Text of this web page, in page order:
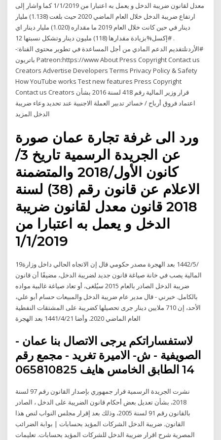
معدل لقانون ضريبة الدخل و يعمل به اعتبارا من 1/1/2019 كما واشار إلى
ارتفاع ضريبة الدخل خلال العام الماضي 2020 حيث بلغت (1.138) مليار
دينار ‏في حين كانت خلال العام 2019 ما مقداره (1.020) مليار دينار اي
#الأردنلتقديم الدعم المادي من أجل المساعدة في تطوير محتوى القناة:-
باتريون Patreon:https://www About Press Copyright Contact us
Creators Advertise Developers Terms Privacy Policy & Safety
How YouTube works Test new features Press Copyright
Contact us Creators قرار وزير المالية رقم 418 لسنة 2016 بشأن
اعتماد فروق أرباح / خسائر تدبير العملة الاجنبية عند تحديد وعاء ضريبة
الدخل المزيد
ورد الى غرفة تجارة عمان صورة
عن الجريدة الرسمية تاريخ 3/
كانون الأول/2018 والمتضمنة
الاعلام عن قانون رقم (38) لسنة
2018 قانون معدل لقانون ضريبة
الدخل و يعمل به اعتبارا من
1/1/2019
19‏‏/5‏‏/1442 بعد الهجرة مصدر حكومي قال إن الاتجاه الحالي داخل وزارة
المالية يصب في خانة صياغة قانون جديد لضريبة الدخل، مضيفًا أن قانون
ضريبة الدخل الصادر بالعام 2015 سيُلغى، أو تعاد صياغة غالبية مواده
بالكامل. خبرني - قال مدير عام ضريبة الدخل والمبيعات حسام أبو علي،
الأحد، إن 710 ملايين دينار جرى تحصيلها كضريبة على المشتقات النفطية
العام الماضي 2020. وأضا 21‏‏/4‏‏/1441 بعد الهجرة
لاستفساراتكم يرجى الاتصال بنا عمان -
الصويفية - ش- الاميرة تغريد - مجمع رقم
14 الطابق الخامس هايف 065810825
نشرت الجريدة الرسمية قرار جمهوري بإصدار القانون رقم 97 لسنة
2018، بشأن تعديل بعض أحكام قانون الضريبة على الدخل ، الصادر
بالقانون رقم 91 لسنة 2005، وذلك بعد إقرار مجلس النواب لنص هذا
القانون. ضريبة الدخل الشركات المؤيد بحسابات | بوابة الضرائب
المصرية شرح اقرار ضريبة الدخل للشركات المؤيد بحسابات. تعليمات